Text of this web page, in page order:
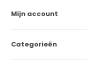
Mijn account
Categorieën